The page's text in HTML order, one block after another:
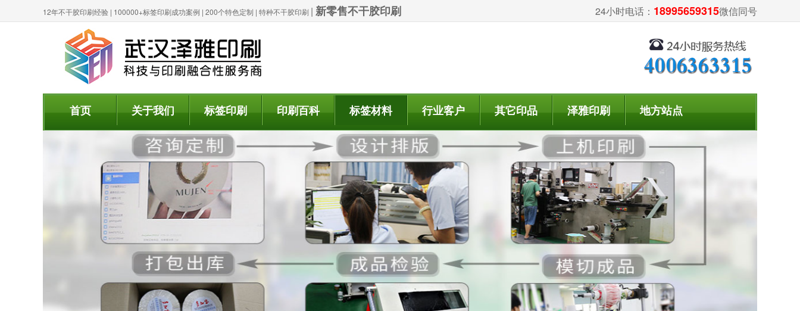
12年不干胶印刷经验 | 100000+标签印刷成功案例 | 200个特色定制 | 特种不干胶印刷 | 新零售不干胶印刷 24小时电话： 18995659315微信同号
首页 关于我们 标签印刷 印刷百科 标签材料 行业客户 其它印品 泽雅印刷 地方站点